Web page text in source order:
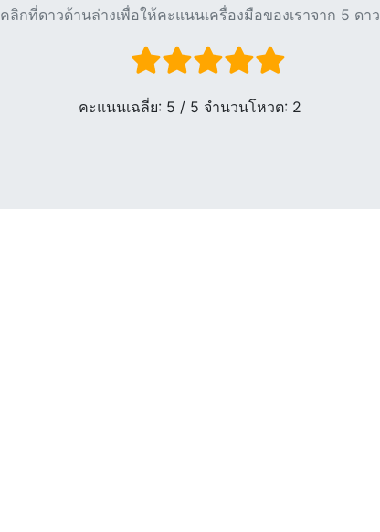
คลิกที่ดาวด้านล่างเพื่อให้คะแนนเครื่องมือของเราจาก 5 ดาว
คะแนนเฉลี่ย: 5 / 5 จำนวนโหวต: 2